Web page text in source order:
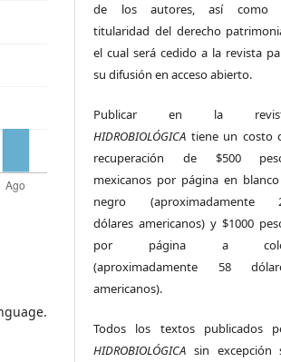
de los autores, así como
titularidad del derecho
el cual será cedido a la revista
su difusión en acceso abierto.
Publicar en la
HIDROBIOLÓGICA tiene un costo
recuperación de $500
mexicanos por página en
negro (aproximadamente
dólares americanos) y $1000
por página a
(aproximadamente 58
americanos).
Todos los textos publicados
HIDROBIOLÓGICA sin excepción